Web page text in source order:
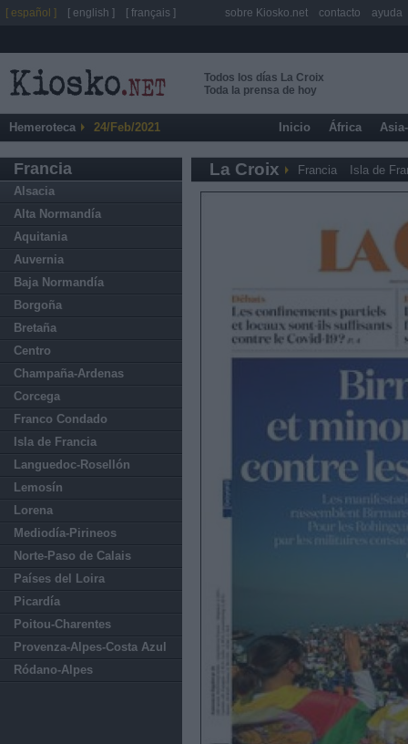
Todos los días La Croix
Toda la prensa de hoy
Hemeroteca 24/Feb/2021 Inicio África
Francia
Alsacia
Alta Normandía
Aquitania
Auvernia
Baja Normandía
Borgoña
Bretaña
Centro
Champaña-Ardenas
Corcega
Franco Condado
Isla de Francia
Languedoc-Rosellón
Lemosín
Lorena
Mediodía-Pirineos
Norte-Paso de Calais
Países del Loira
Picardía
Poitou-Charentes
Provenza-Alpes-Costa Azul
Ródano-Alpes
La Croix Francia Isla de
[ español ] [ english ] [ français ] sobre Kiosko.net contacto ayuda